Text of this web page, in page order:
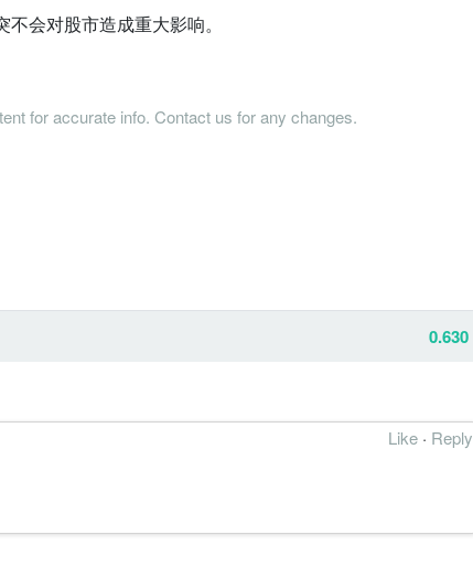
不会对股市造成重大影响。
for accurate info. Contact us for any changes.
0.630
Like · Reply